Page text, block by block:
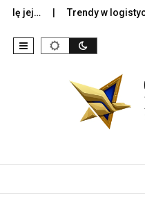
jej… Trendy w logistyce